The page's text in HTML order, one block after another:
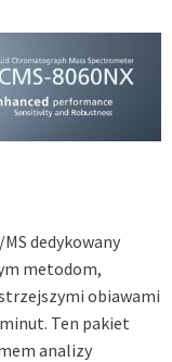
dedykowany
metodom,
obiawami
minut. Ten pakiet
analizy